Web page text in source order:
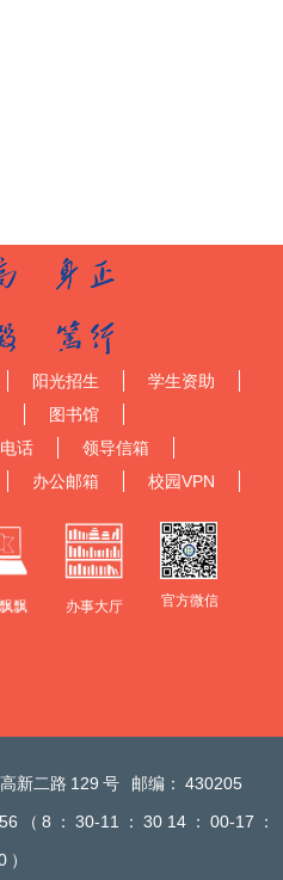
阳光招生
学生资助
图书馆
话
领导信箱
办公邮箱 校园VPN
飘 办事大厅 官方微信
新二路 129 号 邮编： 430205
（ 8 ： 30-11 ： 30 14 ： 00-17
：
）